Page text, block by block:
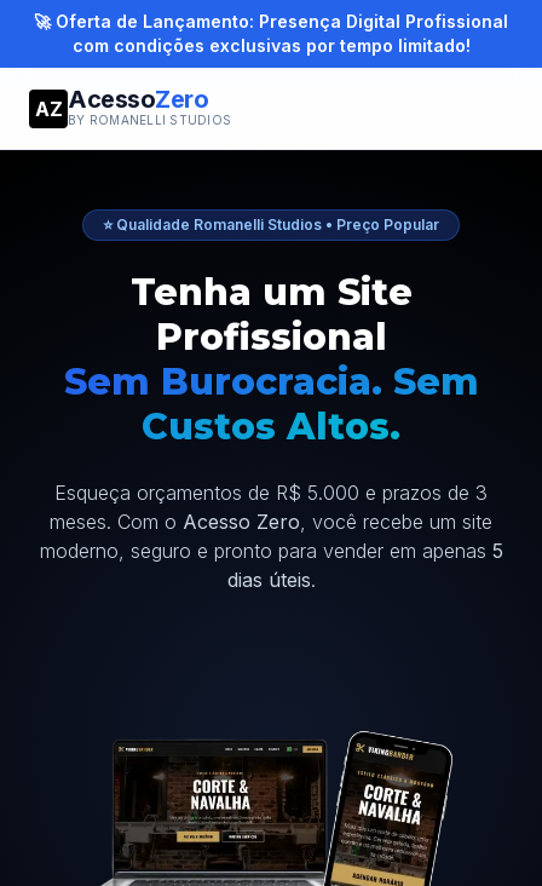
🚀 Oferta de Lançamento: Presença Digital Profissional
com condições exclusivas por tempo limitado!
AZ AcessoZero
BY ROMANELLI STUDIOS
⭐ Qualidade Romanelli Studios • Preço Popular
Tenha um Site
Profissional
Sem Burocracia. Sem
Custos Altos.
Esqueça orçamentos de R$ 5.000 e prazos de 3
meses. Com o Acesso Zero, você recebe um site
moderno, seguro e pronto para vender em apenas 5
dias úteis.